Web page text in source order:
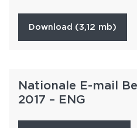
download (3,12 mb)
Nationale E-mail
2017 – ENG